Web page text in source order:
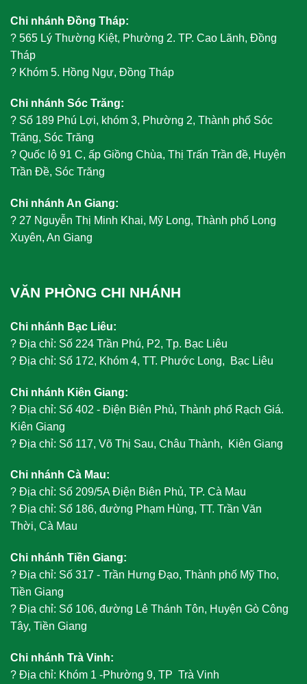
Chi nhánh Đồng Tháp:
? 565 Lý Thường Kiệt, Phường 2. TP. Cao Lãnh, Đồng
Tháp
? Khóm 5. Hồng Ngự, Đồng Tháp
Chi nhánh Sóc Trăng:
? Số 189 Phú Lợi, khóm 3, Phường 2, Thành phố Sóc
Trăng, Sóc Trăng
? Quốc lộ 91 C, ấp Giồng Chùa, Thị Trấn Trần đề, Huyện
Trần Đề, Sóc Trăng
Chi nhánh An Giang:
? 27 Nguyễn Thị Minh Khai, Mỹ Long, Thành phố Long
Xuyên, An Giang
VĂN PHÒNG CHI NHÁNH
Chi nhánh Bạc Liêu:
? Địa chỉ: Số 224 Trần Phú, P2, Tp. Bạc Liêu
? Địa chỉ: Số 172, Khóm 4, TT. Phước Long, Bạc Liêu
Chi nhánh Kiên Giang:
? Địa chỉ: Số 402 - Điện Biên Phủ, Thành phố Rạch Giá.
Kiên Giang
? Địa chỉ: Số 117, Võ Thị Sau, Châu Thành, Kiên Giang
Chi nhánh Cà Mau:
? Địa chỉ: Số 209/5A Điện Biên Phủ, TP. Cà Mau
? Địa chỉ: Số 186, đường Phạm Hùng, TT. Trần Văn
Thời, Cà Mau
Chi nhánh Tiền Giang:
? Địa chỉ: Số 317 - Trần Hưng Đạo, Thành phố Mỹ Tho,
Tiền Giang
? Địa chỉ: Số 106, đường Lê Thánh Tôn, Huyện Gò Công
Tây, Tiền Giang
Chi nhánh Trà Vinh:
? Địa chỉ: Khóm 1 -Phường 9, TP Trà Vinh